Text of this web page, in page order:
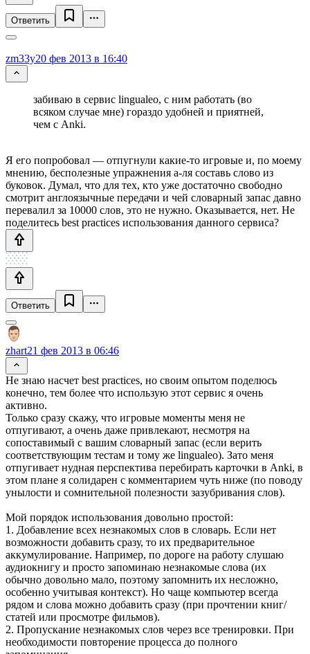
Ответить
zm33y20 фев 2013 в 16:40
забиваю в сервис lingualeo, с ним работать (во
всяком случае мне) гораздо удобней и приятней,
чем с Anki.
Я его попробовал — отпугнули какие-то игровые и, по моему
мнению, бесполезные упражнения а-ля составь слово из
буковок. Думал, что для тех, кто уже достаточно свободно
смотрит англоязычные передачи и чей словарный запас давно
перевалил за 10000 слов, это не нужно. Оказывается, нет. Не
поделитесь best practices использования данного сервиса?
Ответить
zhart21 фев 2013 в 06:46
Не знаю насчет best practices, но своим опытом поделюсь
конечно, тем более что использую этот сервис я очень
активно.
Только сразу скажу, что игровые моменты меня не
отпугивают, а очень даже привлекают, несмотря на
сопоставимый с вашим словарный запас (если верить
соответствующим тестам и тому же lingualeo). Зато меня
отпугивает нудная перспектива перебирать карточки в Anki, в
этом плане я солидарен с комментарием чуть ниже (по поводу
унылости и сомнительной полезности зазубривания слов).
Мой порядок использования довольно простой:
1. Добавление всех незнакомых слов в словарь. Если нет
возможности добавить сразу, то их предварительное
аккумулирование. Например, по дороге на работу слушаю
аудиокнигу и просто запоминаю незнакомые слова (их
обычно довольно мало, поэтому запомнить их несложно,
особенно учитывая контекст). Но чаще компьютер всегда
рядом и слова можно добавить сразу (при прочтении книг/
статей или просмотре фильмов).
2. Пропускание незнакомых слов через все тренировки. При
необходимости повторение процесса до полного